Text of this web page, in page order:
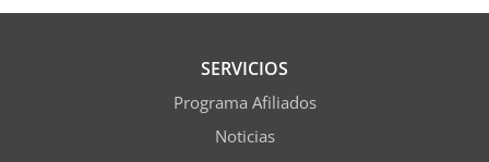
SERVICIOS
Programa Afiliados
Noticias